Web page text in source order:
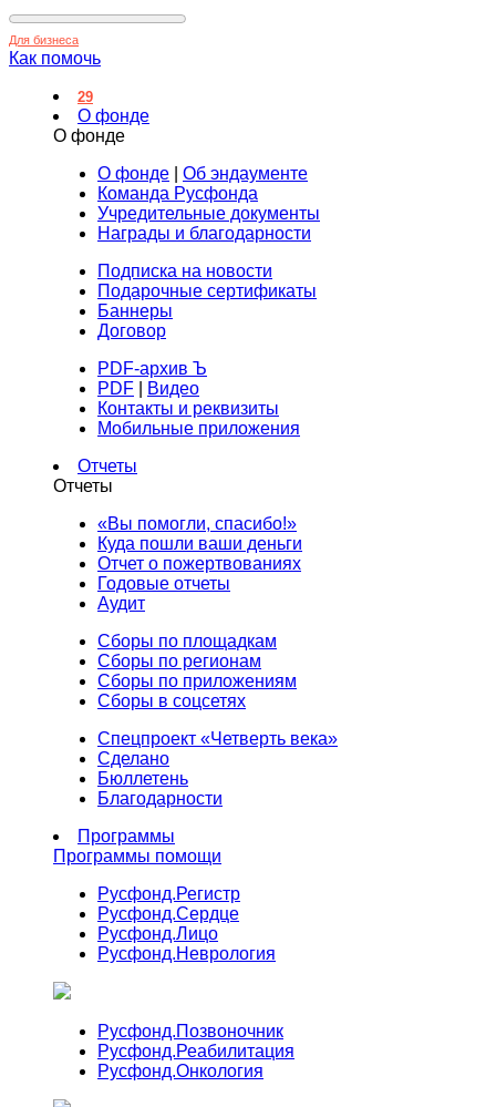
Для бизнеса
Как помочь
29
О фонде
О фонде
О фонде
Об эндаументе
Команда Русфонда
Учредительные документы
Награды и благодарности
Подписка на новости
Подарочные сертификаты
Баннеры
Договор
PDF-архив Ъ
PDF
Видео
Контакты и реквизиты
Мобильные приложения
Отчеты
Отчеты
«Вы помогли, спасибо!»
Куда пошли ваши деньги
Отчет о пожертвованиях
Годовые отчеты
Аудит
Сборы по площадкам
Сборы по регионам
Сборы по приложениям
Сборы в соцсетях
Спецпроект «Четверть века»
Сделано
Бюллетень
Благодарности
Программы
Программы помощи
Русфонд.Регистр
Русфонд.Сердце
Русфонд.Лицо
Русфонд.Неврология
Русфонд.Позвоночник
Русфонд.Реабилитация
Русфонд.Онкология